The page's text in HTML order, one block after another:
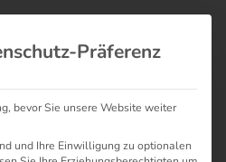
Präferenz
bevor Sie unsere Website weiter
und Ihre Einwilligung zu optionalen